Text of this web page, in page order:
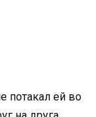
потакал ей во